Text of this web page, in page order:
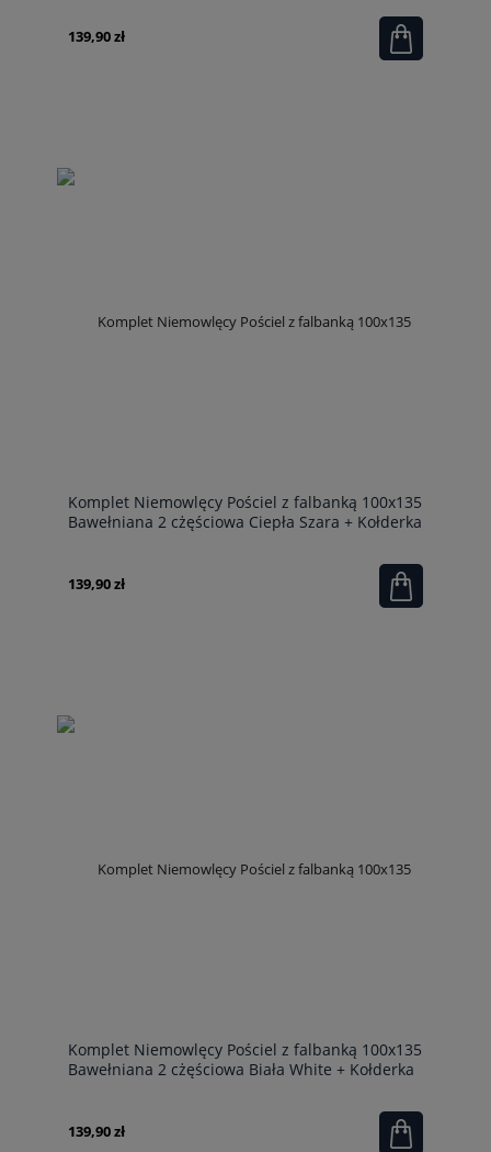
139,90 zł
Komplet Niemowlęcy Pościel z falbanką 100x135
Bawełniana 2 cżęściowa Ciepła Szara + Kołderka
139,90 zł
Komplet Niemowlęcy Pościel z falbanką 100x135
Bawełniana 2 cżęściowa Biała White + Kołderka
139,90 zł